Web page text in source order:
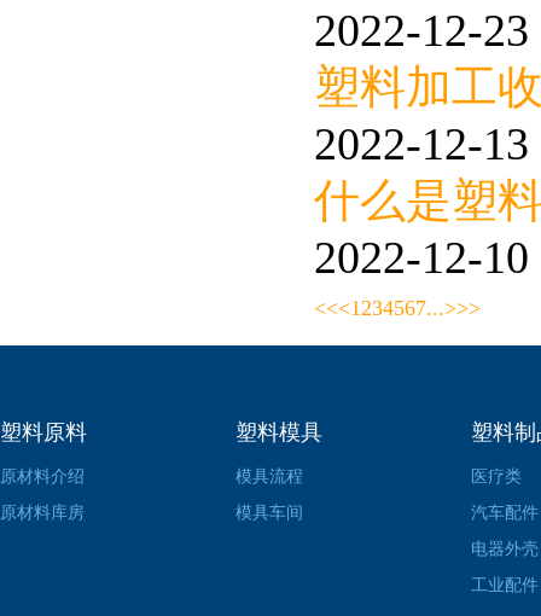
2022-12-
塑料加工
2022-12-
什么是塑
2022-12-
<<<1 234567...>>>
塑料原料
原材料介绍
原材料库房
塑料模具
模具流程
模具车间
塑料制
医疗类
汽车配件
电器外壳
工业配件